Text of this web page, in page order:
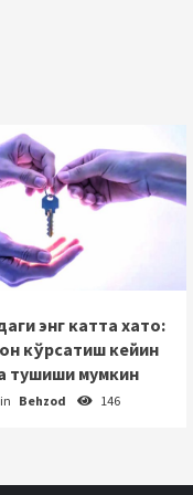
энг катта хато:
кўрсатиш кейин
тушиши мумкин
Behzod 146